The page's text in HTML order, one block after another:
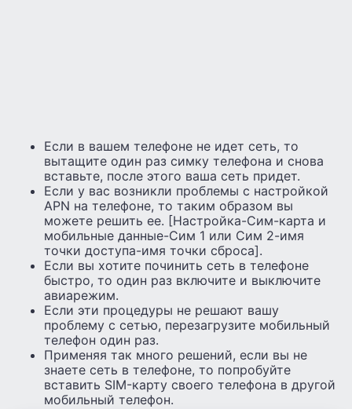
Если в вашем телефоне не идет сеть, то
вытащите один раз симку телефона и снова
вставьте, после этого ваша сеть придет.
Если у вас возникли проблемы с настройкой
APN на телефоне, то таким образом вы
можете решить ее. [Настройка-Сим-карта и
мобильные данные-Сим 1 или Сим 2-имя
точки доступа-имя точки сброса].
Если вы хотите починить сеть в телефоне
быстро, то один раз включите и выключите
авиарежим.
Если эти процедуры не решают вашу
проблему с сетью, перезагрузите мобильный
телефон один раз.
Применяя так много решений, если вы не
знаете сеть в телефоне, то попробуйте
вставить SIM-карту своего телефона в другой
мобильный телефон.